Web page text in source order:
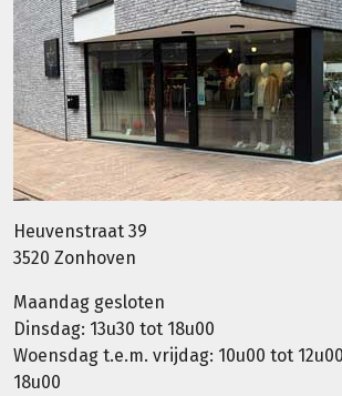
Heuvenstraat 39
3520 Zonhoven
Maandag gesloten
Dinsdag: 13u30 tot 18u00
Woensdag t.e.m. vrijdag: 10u00 tot
18u00